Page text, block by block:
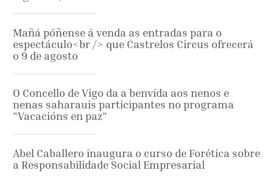
Mañá póñense á venda as entradas para o
espectáculo<br /> que Castrelos Circus ofrecerá
o 9 de agosto
O Concello de Vigo da a benvida aos nenos e
nenas saharauis participantes no programa
"Vacacións en paz"
Abel Caballero inaugura o curso de Forética sobre
a Responsabilidade Social Empresarial